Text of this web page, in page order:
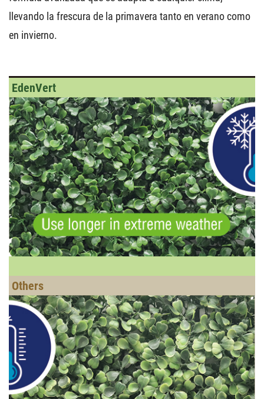
llevando la frescura de la primavera tanto en verano como
en invierno.